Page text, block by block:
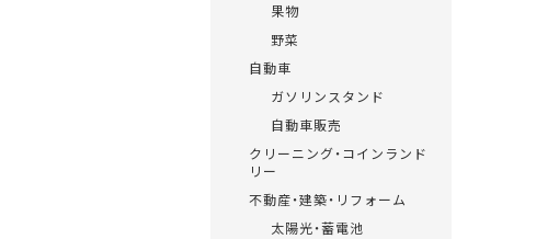
果物
野菜
自動車
ガソリンスタンド
自動車販売
クリーニング・コインランド
リー
不動産・建築・リフォーム
太陽光・蓄電池